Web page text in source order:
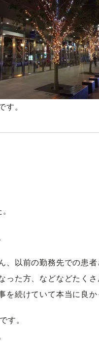
す。
、以前の勤務先での患
った方、などなどたく
続けていて本当に良か
す。